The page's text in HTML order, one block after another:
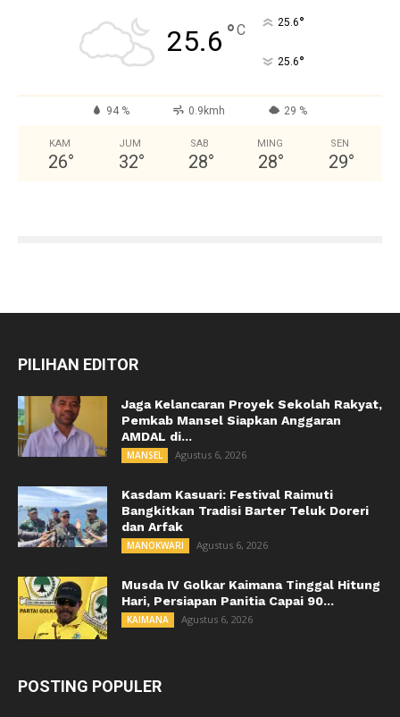
25.6 °C 25.6°
25.6°
94 % 0.9kmh 29 %
KAM
26°
JUM
32°
SAB
28°
MING
28°
SEN
29°
PILIHAN EDITOR
Jaga Kelancaran Proyek Sekolah Rakyat,
Pemkab Mansel Siapkan Anggaran
AMDAL di...
MANSEL Agustus 6, 2026
Kasdam Kasuari: Festival Raimuti
Bangkitkan Tradisi Barter Teluk Doreri
dan Arfak
MANOKWARI Agustus 6, 2026
Musda IV Golkar Kaimana Tinggal Hitung
Hari, Persiapan Panitia Capai 90...
KAIMANA Agustus 6, 2026
POSTING POPULER